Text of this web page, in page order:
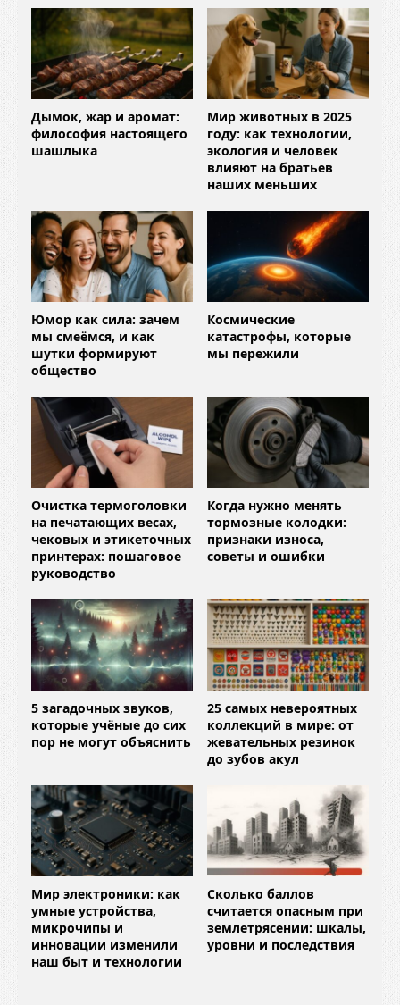
Дымок, жар и аромат:
философия настоящего
шашлыка
Мир животных в 2025
году: как технологии,
экология и человек
влияют на братьев
наших меньших
Юмор как сила: зачем
мы смеёмся, и как
шутки формируют
общество
Космические
катастрофы, которые
мы пережили
Очистка термоголовки
на печатающих весах,
чековых и этикеточных
принтерах: пошаговое
руководство
Когда нужно менять
тормозные колодки:
признаки износа,
советы и ошибки
5 загадочных звуков,
которые учёные до сих
пор не могут объяснить
25 самых невероятных
коллекций в мире: от
жевательных резинок
до зубов акул
Мир электроники: как
умные устройства,
микрочипы и
инновации изменили
наш быт и технологии
Сколько баллов
считается опасным при
землетрясении: шкалы,
уровни и последствия